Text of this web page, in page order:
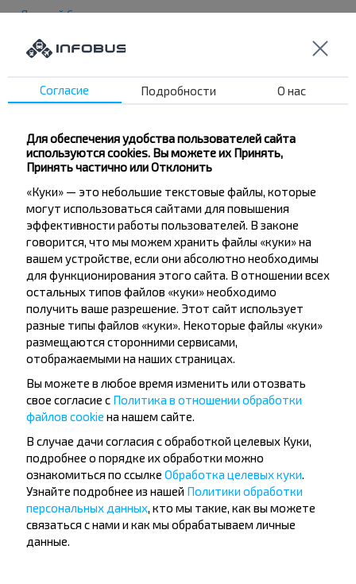
Детский Сан.
Нефтебаза
Райагросервис
КХП
ГОРТОП
Новая Заря
Переезд
Ветлечебница
Аптека №25
Райбольница
Криница
Поликлиника №1
Хотите
путешествовать
дешевле?
Не пропусти специальные акции, скидки и
другие интересные предложения INFOBUS.
Подпишись на получение новостей и
путешествуй с нами дешевле!
Согласие Подробности О нас
Для обеспечения удобства пользователей сайта
используются cookies. Вы можете их Принять,
Принять частично или Отклонить
«Куки» — это небольшие текстовые файлы, которые
могут использоваться сайтами для повышения
эффективности работы пользователей. В законе
говорится, что мы можем хранить файлы «куки» на
вашем устройстве, если они абсолютно необходимы
для функционирования этого сайта. В отношении всех
остальных типов файлов «куки» необходимо
получить ваше разрешение. Этот сайт использует
разные типы файлов «куки». Некоторые файлы «куки»
размещаются сторонними сервисами,
отображаемыми на наших страницах.
Вы можете в любое время изменить или отозвать
свое согласие с Политика в отношении обработки
файлов cookie на нашем сайте.
В случае дачи согласия с обработкой целевых Куки,
подробнее о порядке их обработки можно
ознакомиться по ссылке Обработка целевых куки.
Узнайте подробнее из нашей Политики обработки
персональных данных, кто мы такие, как вы можете
связаться с нами и как мы обрабатываем личные
данные.